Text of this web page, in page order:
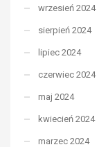
wrzesień 2024
sierpień 2024
lipiec 2024
czerwiec 2024
maj 2024
kwiecień 2024
marzec 2024